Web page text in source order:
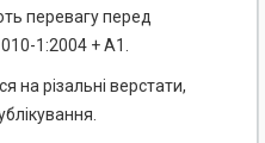
перевагу перед
1:2004 + А1.
на різальні верстати,